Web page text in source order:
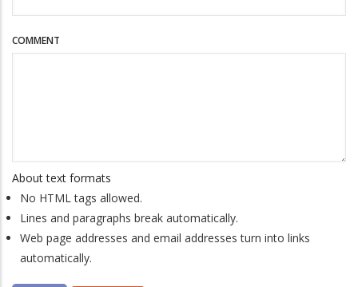
COMMENT
About text formats
No HTML tags allowed.
Lines and paragraphs break automatically.
Web page addresses and email addresses turn into links
automatically.